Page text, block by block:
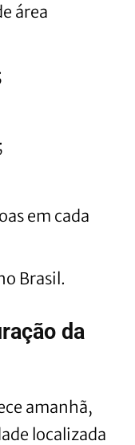
área
em cada
Brasil.
da
amanhã,
localizada